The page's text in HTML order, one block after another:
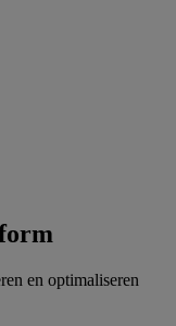
en optimaliseren